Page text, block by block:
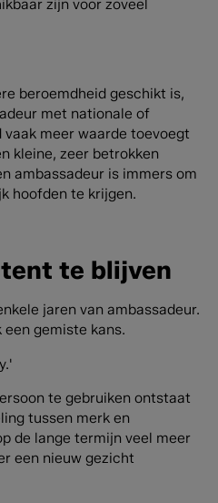
zijn voor zoveel
beroemdheid geschikt is,
met nationale of
meer waarde toevoegt
kleine, zeer betrokken
ambassadeur is immers om
hoofden te krijgen.
te blijven
jaren van ambassadeur.
een gemiste kans.
te gebruiken ontstaat
tussen merk en
de lange termijn veel meer
een nieuw gezicht